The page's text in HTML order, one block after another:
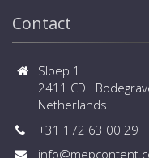
Contact
Sloep 1
2411 CD
Netherlands
+31 172 63 00 29